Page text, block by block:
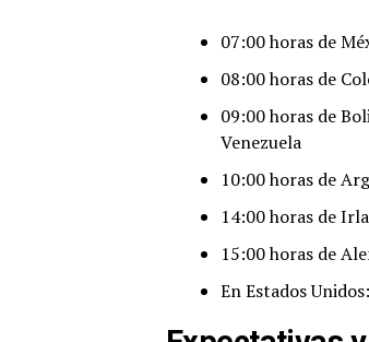
07:00 horas de
08:00 horas de
09:00 horas de
Venezuela
10:00 horas de
14:00 horas de
15:00 horas de
En Estados